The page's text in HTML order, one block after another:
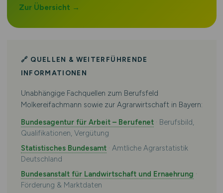
Zur Übersicht →
🔗 QUELLEN & WEITERFÜHRENDE
INFORMATIONEN
Unabhängige Fachquellen zum Berufsfeld
Molkereifachmann sowie zur Agrarwirtschaft in Bayern:
Bundesagentur für Arbeit – Berufenet· Berufsbild,
Qualifikationen, Vergütung
Statistisches Bundesamt· Amtliche Agrarstatistik
Deutschland
Bundesanstalt für Landwirtschaft und Ernaehrung ·
Förderung & Marktdaten